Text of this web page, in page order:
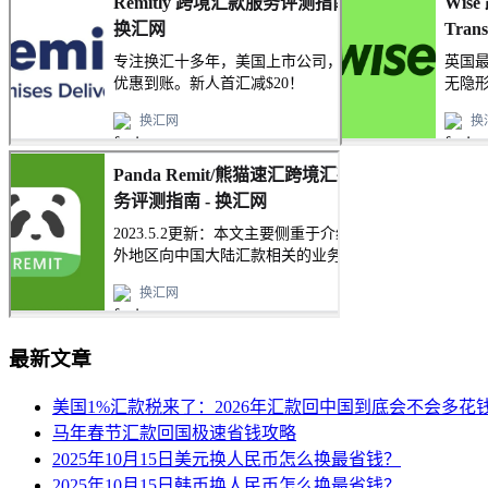
最新文章
美国1%汇款税来了：2026年汇款回中国到底会不会多花
马年春节汇款回国极速省钱攻略
2025年10月15日美元换人民币怎么换最省钱？